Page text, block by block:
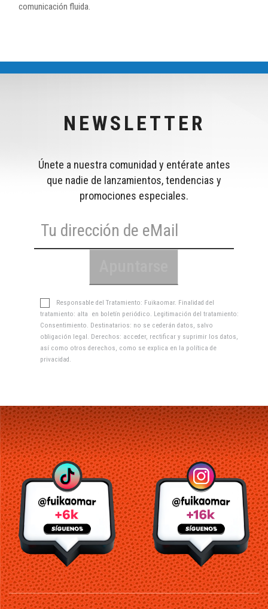
comunicación fluida.
NEWSLETTER
Únete a nuestra comunidad y entérate antes
que nadie de lanzamientos, tendencias y
promociones especiales.
Responsable del Tratamiento: Fuikaomar. Finalidad del
tratamiento: alta en boletín periódico. Legitimación del tratamiento:
Consentimiento. Destinatarios: no se cederán datos, salvo
obligación legal. Derechos: acceder, rectificar y suprimir los datos,
así como otros derechos, como se explica en la política de
privacidad.